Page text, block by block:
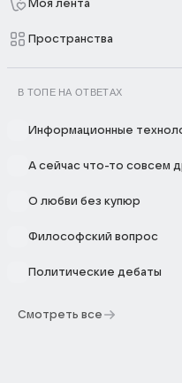
Моя лента
Пространства
В ТОПЕ НА ОТВЕТАХ
Информационные
А сейчас что-то совсем
О любви без купюр
Философский вопрос
Политические дебаты
Смотреть все